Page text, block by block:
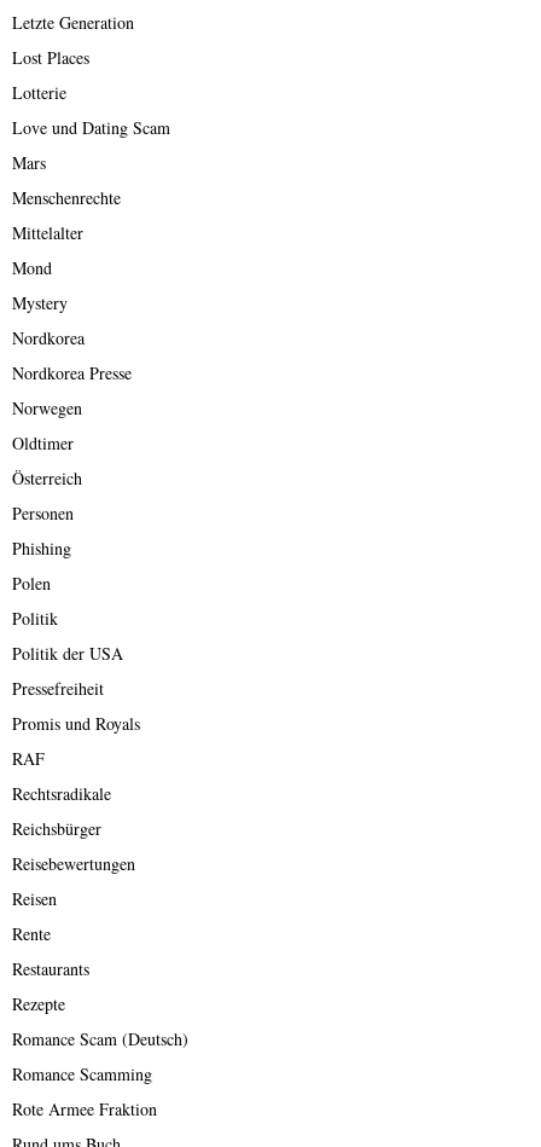
Letzte Generation
Lost Places
Lotterie
Love und Dating Scam
Mars
Menschenrechte
Mittelalter
Mond
Mystery
Nordkorea
Nordkorea Presse
Norwegen
Oldtimer
Österreich
Personen
Phishing
Polen
Politik
Politik der USA
Pressefreiheit
Promis und Royals
RAF
Rechtsradikale
Reichsbürger
Reisebewertungen
Reisen
Rente
Restaurants
Rezepte
Romance Scam (Deutsch)
Romance Scamming
Rote Armee Fraktion